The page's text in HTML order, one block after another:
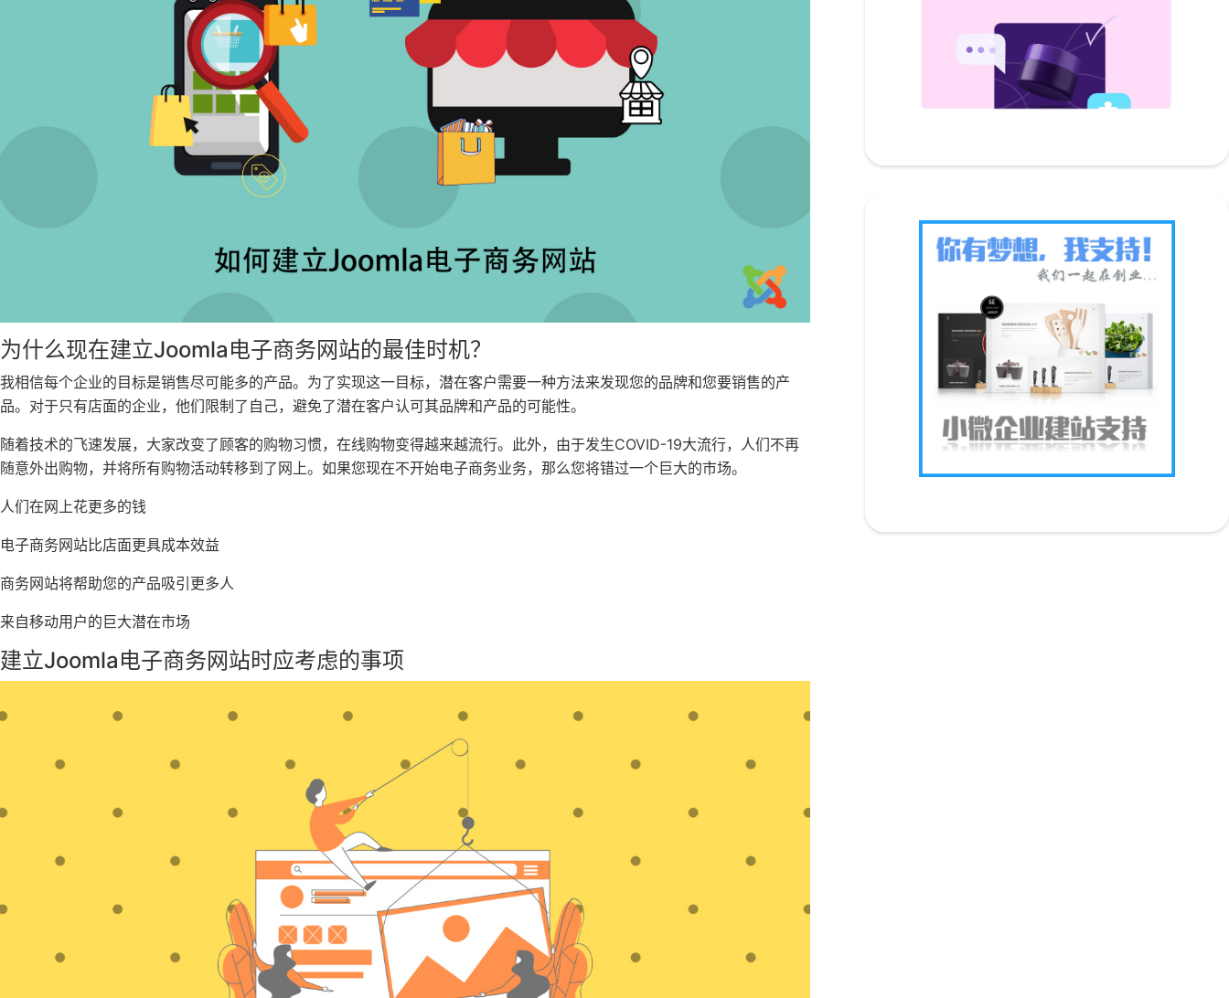
为什么现在建立Joomla电子商务网站的最佳时机？
我相信每个企业的目标是销售尽可能多的产品。为了实现这一目标，潜在客户需要一种方法来发现您的品牌和您要销售的产
品。对于只有店面的企业，他们限制了自己，避免了潜在客户认可其品牌和产品的可能性。
随着技术的飞速发展，大家改变了顾客的购物习惯，在线购物变得越来越流行。此外，由于发生COVID-19大流行，人们不再
随意外出购物，并将所有购物活动转移到了网上。如果您现在不开始电子商务业务，那么您将错过一个巨大的市场。
人们在网上花更多的钱
电子商务网站比店面更具成本效益
商务网站将帮助您的产品吸引更多人
来自移动用户的巨大潜在市场
建立Joomla电子商务网站时应考虑的事项